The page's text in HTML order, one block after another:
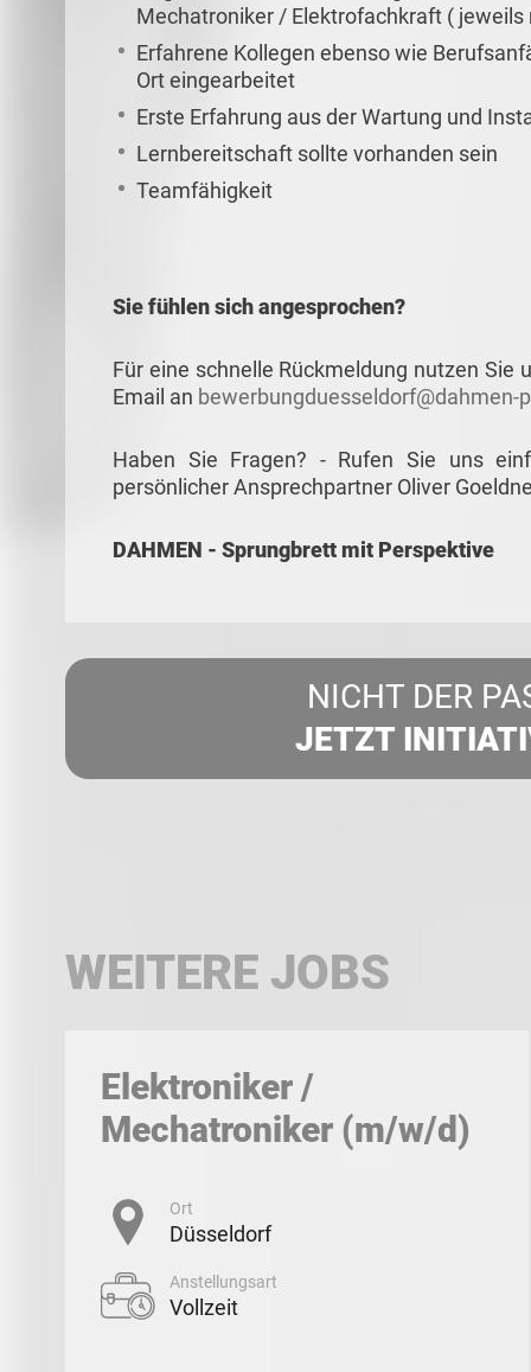
Mechatroniker / Elektrofachkraft (
Erfahrene Kollegen ebenso wie
Ort eingearbeitet
Erste Erfahrung aus der Wartung und
Lernbereitschaft sollte vorhanden sein
Teamfähigkeit
Sie fühlen sich angesprochen?
Für eine schnelle Rückmeldung nutzen Sie
Email an bewerbungduesseldorf@dahmen-
Haben Sie Fragen? - Rufen Sie uns
persönlicher Ansprechpartner Oliver
DAHMEN - Sprungbrett mit Perspektive
NICHT DER
JETZT
WEITERE JOBS
Elektroniker /
Mechatroniker (m/w/d)
Ort
Düsseldorf
Anstellungsart
Vollzeit